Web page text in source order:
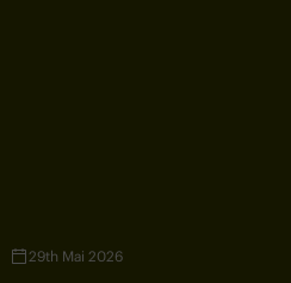
29th Mai 2026